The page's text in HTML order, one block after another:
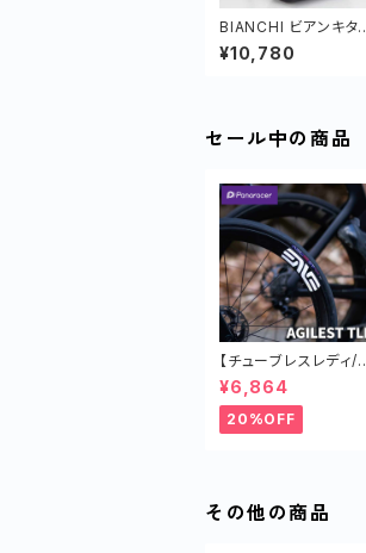
BIANCHI ビアンキタ
ンセルバッグ（JP223S
3104）
¥10,780
セール中の商品
【チューブレスレディ/
LR】AGILEST TLR タ
イヤ オールラウンド ロ
ードバイク 軽い
¥6,864
20%OFF
その他の商品